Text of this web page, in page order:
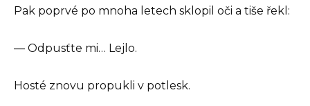
Pak poprvé po mnoha letech sklopil oči a tiše řekl:
— Odpusťte mi… Lejlo.
Hosté znovu propukli v potlesk.